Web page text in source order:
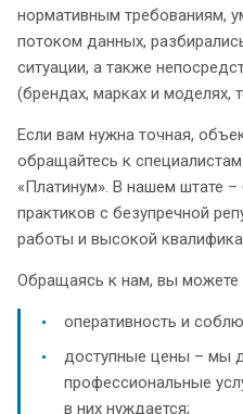
нормативным требованиям,
потоком данных,
ситуации, а также
(брендах, марках и моделях,
Если вам нужна точная,
обращайтесь к
«Платинум». В нашем штате –
практиков с безупречной
работы и высокой
Обращаясь к нам, вы можете
оперативность и
доступные цены – мы
профессиональные
в них нуждается;